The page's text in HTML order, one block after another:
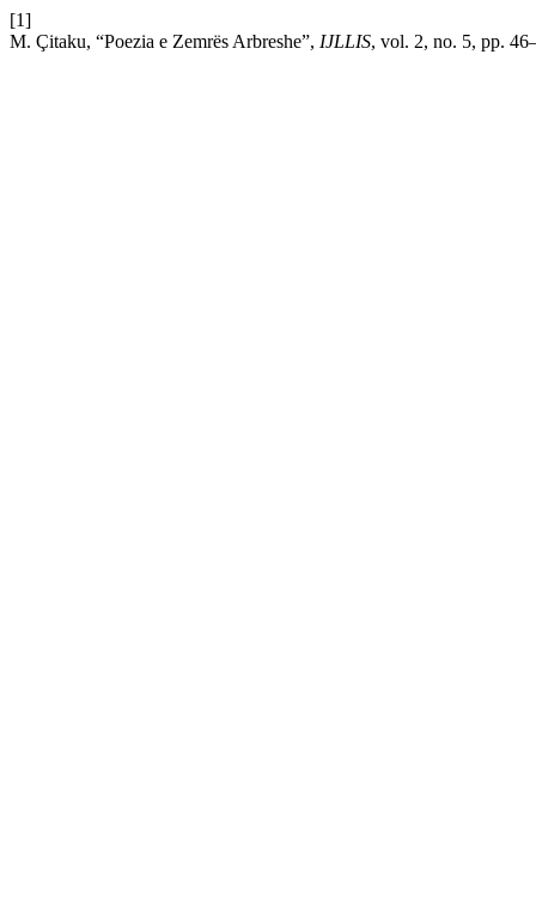
[1]
M. Çitaku, “Poezia e Zemrës Arbreshe”, IJLLIS, vol. 2, no. 5, pp.